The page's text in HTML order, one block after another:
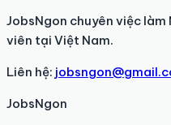
JobsNgon chuyên việc làm
viên tại Việt Nam.
Liên hệ:
JobsNgon